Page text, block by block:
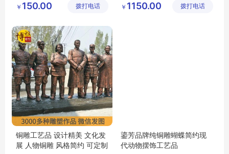
金属帆船商务摆件
限公司
￥ 150.00 拨打电话
文化艺术节纪念批发
限公司
￥ 1150.00 拨打电话
铜雕工艺品 设计精美 文化发
展 人物铜雕 风格简约 可定制
鎏芳品牌纯铜雕蝴蝶简约现
代动物摆饰工艺品